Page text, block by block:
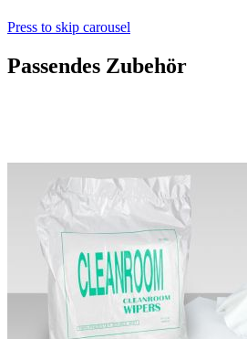
Press to skip carousel
Passendes Zubehör